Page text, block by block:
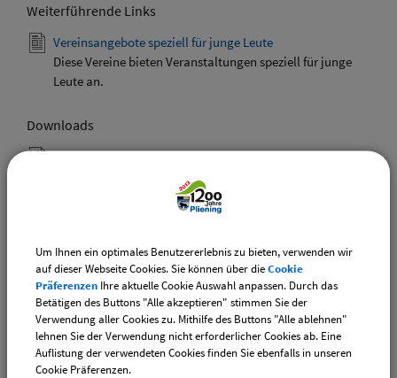
Gemeinde Pliening
Weiterführende Links
Vereinsangebote speziell für junge Leute
Diese Vereine bieten Veranstaltungen speziell für junge
Leute an.
Downloads
Den gewählten Termin als VCS-Kalenderdatei
Den gewählten Termin als iCal-Kalenderdatei
Drucken
Um Ihnen ein optimales Benutzererlebnis zu bieten, verwenden wir
auf dieser Webseite Cookies. Sie können über dieCookie
Präferenzen Ihre aktuelle Cookie Auswahl anpassen. Durch das
Betätigen des Buttons "Alle akzeptieren" stimmen Sie der
Verwendung aller Cookies zu. Mithilfe des Buttons "Alle ablehnen"
lehnen Sie der Verwendung nicht erforderlicher Cookies ab. Eine
Auflistung der verwendeten Cookies finden Sie ebenfalls in unseren
Cookie Präferenzen.